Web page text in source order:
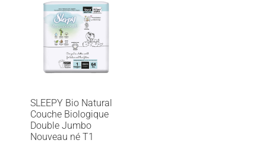
SLEEPY Bio Natural
Couche Biologique
Double Jumbo
Nouveau né T1